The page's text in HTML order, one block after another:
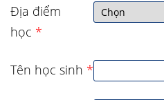
Địa điểm
học *
Tên học sinh *